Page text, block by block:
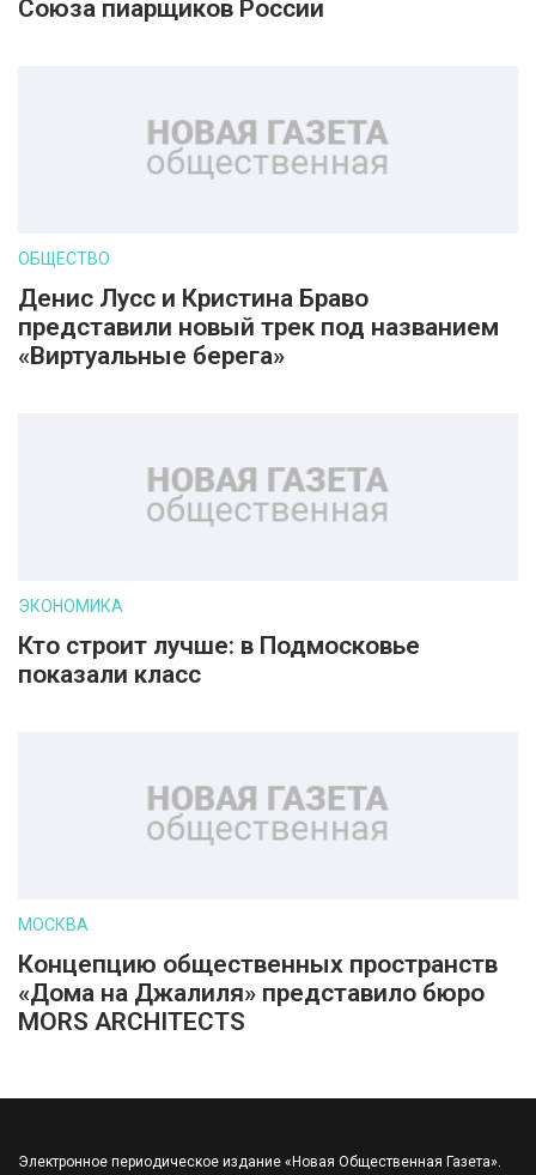
Союза пиарщиков России
ОБЩЕСТВО
Денис Лусс и Кристина Браво
представили новый трек под названием
«Виртуальные берега»
ЭКОНОМИКА
Кто строит лучше: в Подмосковье
показали класс
МОСКВА
Концепцию общественных пространств
«Дома на Джалиля» представило бюро
MORS ARCHITECTS
Электронное периодическое издание «Новая Общественная Газета».